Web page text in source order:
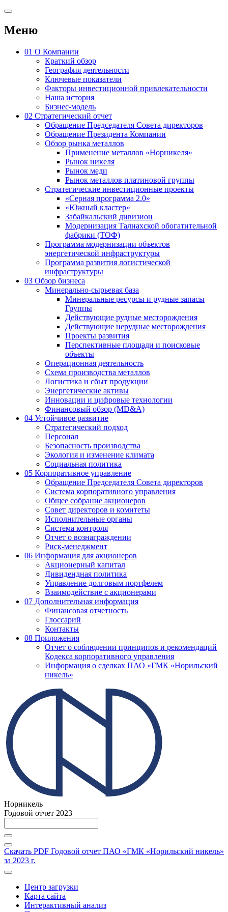
Меню
01 О Компании
Краткий обзор
География деятельности
Ключевые показатели
Факторы инвестиционной привлекательности
Наша история
Бизнес-модель
02 Стратегический отчет
Обращение Председателя Совета директоров
Обращение Президента Компании
Обзор рынка металлов
Применение металлов «Норникеля»
Рынок никеля
Рынок меди
Рынок металлов платиновой группы
Стратегические инвестиционные проекты
«Серная программа 2.0»
«Южный кластер»
Забайкальский дивизион
Модернизация Талнахской обогатительной
фабрики (ТОФ)
Программа модернизации объектов
энергетической инфраструктуры
Программа развития логистической
инфраструктуры
03 Обзор бизнеса
Минерально-сырьевая база
Минеральные ресурсы и рудные запасы
Группы
Действующие рудные месторождения
Действующие нерудные месторождения
Проекты развития
Перспективные площади и поисковые
объекты
Операционная деятельность
Схема производства металлов
Логистика и сбыт продукции
Энергетические активы
Инновации и цифровые технологии
Финансовый обзор (MD&A)
04 Устойчивое развитие
Стратегический подход
Персонал
Безопасность производства
Экология и изменение климата
Социальная политика
05 Корпоративное управление
Обращение Председателя Совета директоров
Система корпоративного управления
Общее собрание акционеров
Совет директоров и комитеты
Исполнительные органы
Система контроля
Отчет о вознаграждении
Риск-менеджмент
06 Информация для акционеров
Акционерный капитал
Дивидендная политика
Управление долговым портфелем
Взаимодействие с акционерами
07 Дополнительная информация
Финансовая отчетность
Глоссарий
Контакты
08 Приложения
Отчет о соблюдении принципов и рекомендаций
Кодекса корпоративного управления
Информация о сделках ПАО «ГМК «Норильский
никель»
Норникель
Годовой отчет 2023
Скачать PDF Годовой отчет ПАО «ГМК «Норильский никель»
за 2023 г.
Центр загрузки
Карта сайта
Интерактивный анализ